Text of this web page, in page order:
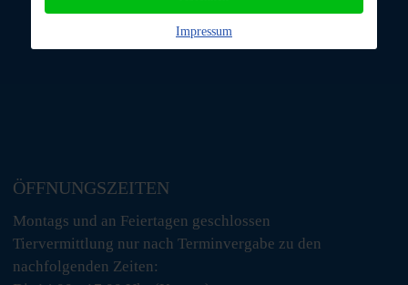
ÖFFNUNGSZEITEN
Montags und an Feiertagen geschlossen
Tiervermittlung nur nach Terminvergabe zu den
nachfolgenden Zeiten:
Impressum